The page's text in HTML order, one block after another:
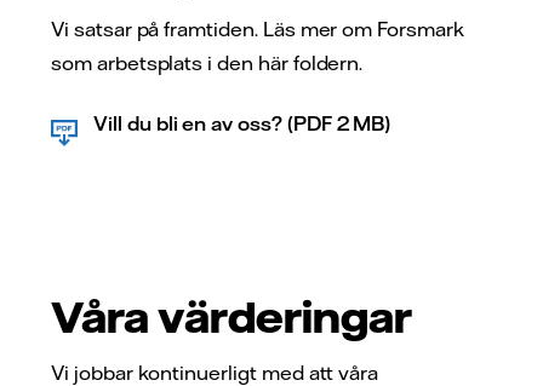
Vi satsar på framtiden. Läs mer om Forsmark
som arbetsplats i den här foldern.
Vill du bli en av oss? (PDF 2 MB)
Våra värderingar
Vi jobbar kontinuerligt med att våra